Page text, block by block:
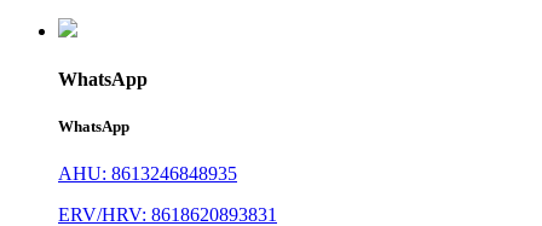
WhatsApp
WhatsApp
AHU: 8613246848935
ERV/HRV: 8618620893831